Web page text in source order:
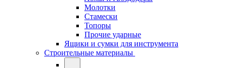
Молотки
Стамески
Топоры
Прочие ударные
Ящики и сумки для инструмента
Строительные материалы